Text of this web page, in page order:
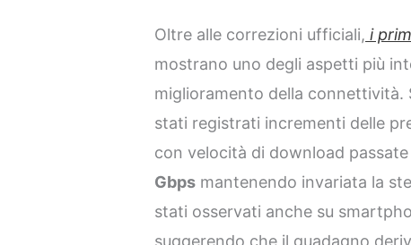
Oltre alle correzioni ufficiali, i
mostrano uno degli aspetti più
miglioramento della connettività.
stati registrati incrementi delle
con velocità di download
Gbps mantenendo invariata la
stati osservati anche su
suggerendo che il guadagno